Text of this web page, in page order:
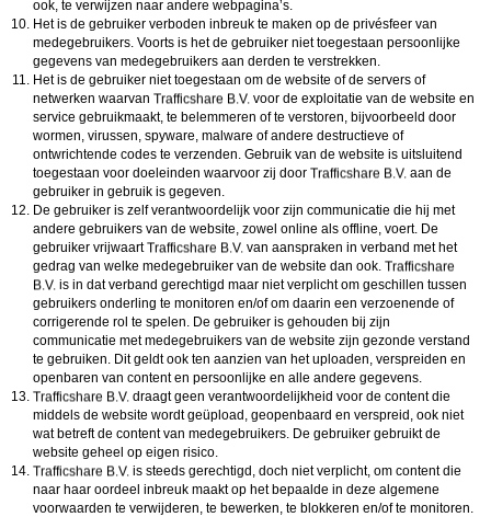
ook, te verwijzen naar andere webpagina’s.
Het is de gebruiker verboden inbreuk te maken op de privésfeer van
medegebruikers. Voorts is het de gebruiker niet toegestaan persoonlijke
gegevens van medegebruikers aan derden te verstrekken.
Het is de gebruiker niet toegestaan om de website of de servers of
netwerken waarvan
voor de exploitatie van de website en
service gebruikmaakt, te belemmeren of te verstoren, bijvoorbeeld door
wormen, virussen, spyware, malware of andere destructieve of
ontwrichtende codes te verzenden. Gebruik van de website is uitsluitend
toegestaan voor doeleinden waarvoor zij door
aan de
gebruiker in gebruik is gegeven.
De gebruiker is zelf verantwoordelijk voor zijn communicatie die hij met
andere gebruikers van de website, zowel online als offline, voert. De
gebruiker vrijwaart
van aanspraken in verband met het
gedrag van welke medegebruiker van de website dan ook.
is in dat verband gerechtigd maar niet verplicht om geschillen tussen
gebruikers onderling te monitoren en/of om daarin een verzoenende of
corrigerende rol te spelen. De gebruiker is gehouden bij zijn
communicatie met medegebruikers van de website zijn gezonde verstand
te gebruiken. Dit geldt ook ten aanzien van het uploaden, verspreiden en
openbaren van content en persoonlijke en alle andere gegevens.
draagt geen verantwoordelijkheid voor de content die
middels de website wordt geüpload, geopenbaard en verspreid, ook niet
wat betreft de content van medegebruikers. De gebruiker gebruikt de
website geheel op eigen risico.
is steeds gerechtigd, doch niet verplicht, om content die
naar haar oordeel inbreuk maakt op het bepaalde in deze algemene
voorwaarden te verwijderen, te bewerken, te blokkeren en/of te monitoren.